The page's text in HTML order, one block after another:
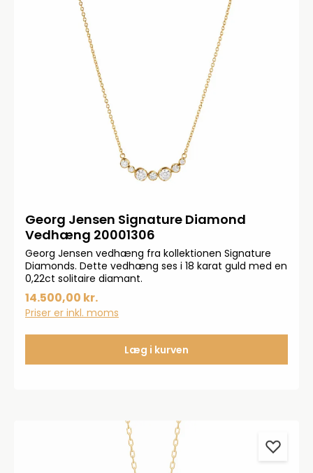
Georg Jensen Signature Diamond
Vedhæng 20001306
Georg Jensen vedhæng fra kollektionen Signature
Diamonds. Dette vedhæng ses i 18 karat guld med en
0,22ct solitaire diamant.
14.500,00 kr.
Priser er inkl. moms
Læg i kurven